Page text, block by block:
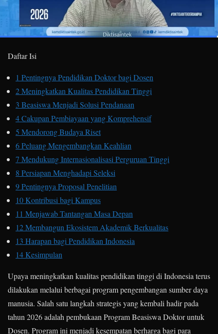
Daftar Isi
1 Pentingnya Pendidikan Doktor bagi Dosen
2Meningkatkan Kualitas Pendidikan Tinggi
3 Beasiswa Menjadi Solusi Pendanaan
4Cakupan Pembiayaan yang Komprehensif
5 Mendorong Budaya Riset
6Peluang Mengembangkan Keahlian
7 Mendukung Internasionalisasi Perguruan Tinggi
8 Persiapan Menghadapi Seleksi
9Pentingnya Proposal Penelitian
10Kontribusi bagi Kampus
11 Menjawab Tantangan Masa Depan
12Membangun Ekosistem Akademik Berkualitas
13 Harapan bagi Pendidikan Indonesia
14Kesimpulan
Upaya meningkatkan kualitas pendidikan tinggi di Indonesia terus
dilakukan melalui berbagai program pengembangan sumber daya
manusia. Salah satu langkah strategis yang kembali hadir pada
tahun 2026 adalah pembukaan Program Beasiswa Doktor untuk
Dosen. Program ini menjadi kesempatan berharga bagi para